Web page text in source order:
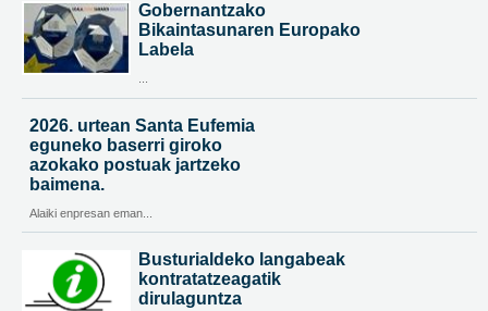
Gobernantzako
Bikaintasunaren Europako
Labela
...
2026. urtean Santa Eufemia
eguneko baserri giroko
azokako postuak jartzeko
baimena.
Alaiki enpresan eman...
Busturialdeko langabeak
kontratatzeagatik
dirulaguntza